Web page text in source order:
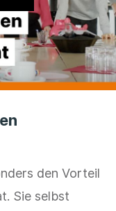
den Vorteil
Sie selbst